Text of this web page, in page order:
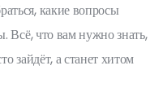
какие вопросы
Всё, что вам нужно знать,
зайдёт, а станет хитом